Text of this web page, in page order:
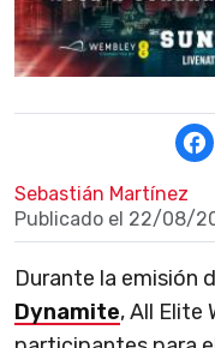
Sebastián Martínez
Publicado el 22/08/
Durante la emisión
Dynamite, All Elite